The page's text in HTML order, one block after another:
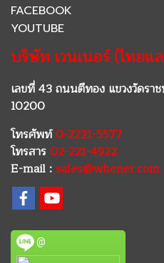
FACEBOOK
YOUTUBE
บริษัท เวนเนอร์ (ไทย
เลขที่ 43 ถนนตีทอง แขวงวัดรา
10200
โทรศัพท์0-2221-5577
โทรสาร02-221-4922
E-mail :sales@whener.com
@